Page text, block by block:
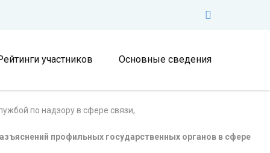
участников Основные сведения
по надзору в сфере связи,
профильных государственных органов в сфере